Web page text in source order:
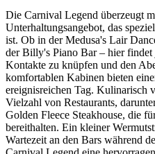
Die Carnival Legend überzeugt
Unterhaltungsangebot, das
ist. Ob in der Medusa's Lair
der Billy's Piano Bar – hier findet
Kontakte zu knüpfen und den
komfortablen Kabinen bieten
ereignisreichen Tag. Kulinarisch
Vielzahl von Restaurants,
Golden Fleece Steakhouse, die
bereithalten. Ein kleiner
Wartezeit an den Bars während